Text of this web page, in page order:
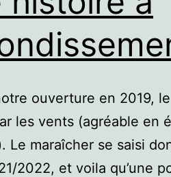
ouverture en 2019,
les vents (agréable en
Le maraîcher se saisi
2022, et voila qu’une